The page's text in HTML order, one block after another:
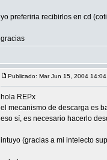
yo preferiria recibirlos en cd
gracias
Publicado: Mar Jun 15, 2004 14:04
hola REPx
el mecanismo de descarga es
eso sí, es necesario hacerlo
intuyo (gracias a mi intelecto